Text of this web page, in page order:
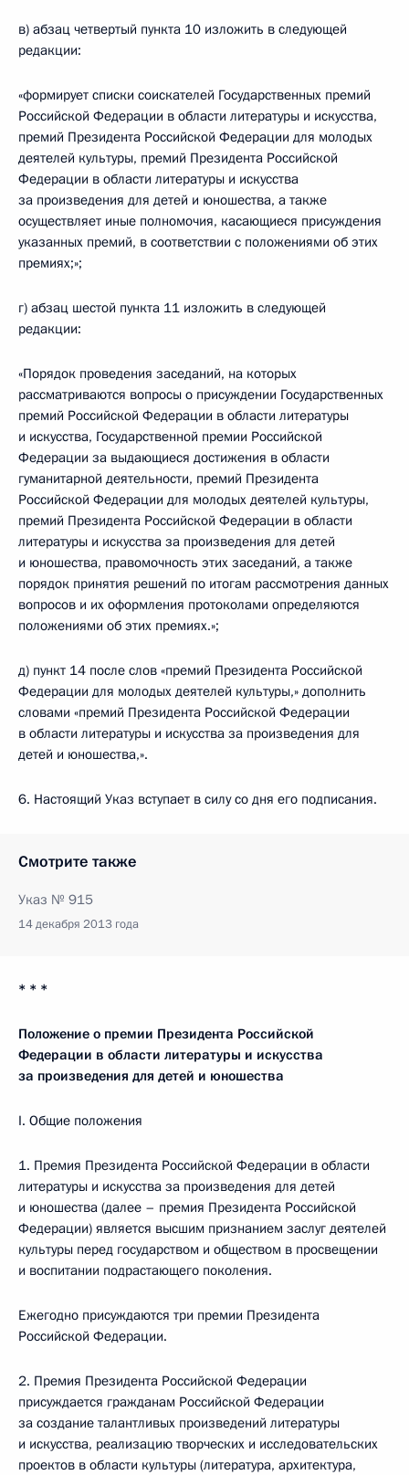
в) абзац четвертый пункта 10 изложить в следующей
редакции:
«формирует списки соискателей Государственных премий
Российской Федерации в области литературы и искусства,
премий Президента Российской Федерации для молодых
деятелей культуры, премий Президента Российской
Федерации в области литературы и искусства
за произведения для детей и юношества, а также
осуществляет иные полномочия, касающиеся присуждения
указанных премий, в соответствии с положениями об этих
премиях;»;
г) абзац шестой пункта 11 изложить в следующей
редакции:
«Порядок проведения заседаний, на которых
рассматриваются вопросы о присуждении Государственных
премий Российской Федерации в области литературы
и искусства, Государственной премии Российской
Федерации за выдающиеся достижения в области
гуманитарной деятельности, премий Президента
Российской Федерации для молодых деятелей культуры,
премий Президента Российской Федерации в области
литературы и искусства за произведения для детей
и юношества, правомочность этих заседаний, а также
порядок принятия решений по итогам рассмотрения данных
вопросов и их оформления протоколами определяются
положениями об этих премиях.»;
д) пункт 14 после слов «премий Президента Российской
Федерации для молодых деятелей культуры,» дополнить
словами «премий Президента Российской Федерации
в области литературы и искусства за произведения для
детей и юношества,».
6. Настоящий Указ вступает в силу со дня его подписания.
Смотрите также
Указ № 915
14 декабря 2013 года
* * *
Положение о премии Президента Российской
Федерации в области литературы и искусства
за произведения для детей и юношества
I. Общие положения
1. Премия Президента Российской Федерации в области
литературы и искусства за произведения для детей
и юношества (далее – премия Президента Российской
Федерации) является высшим признанием заслуг деятелей
культуры перед государством и обществом в просвещении
и воспитании подрастающего поколения.
Ежегодно присуждаются три премии Президента
Российской Федерации.
2. Премия Президента Российской Федерации
присуждается гражданам Российской Федерации
за создание талантливых произведений литературы
и искусства, реализацию творческих и исследовательских
проектов в области культуры (литература, архитектура,